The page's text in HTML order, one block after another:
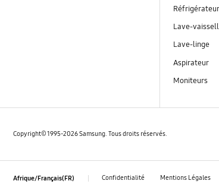
Lave-
Lave-linge
Aspirateur
Moniteurs
Copyright© 1995-2026 Samsung. Tous droits réservés.
Afrique/Français(FR) Confidentialité Mentions Légales